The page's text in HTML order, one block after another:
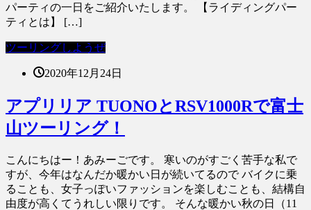
パーティの一日をご紹介いたします。 【ライディングパー
ティとは】 […]
ツーリングしようぜ
2020年12月24日
アプリリア TUONOとRSV1000Rで富士
山ツーリング！
こんにちはー！あみーごです。 寒いのがすごく苦手な私で
すが、今年はなんだか暖かい日が続いてるので バイクに乗
ることも、女子っぽいファッションを楽しむことも、結構自
由度が高くてうれしい限りです。 そんな暖かい秋の日（11